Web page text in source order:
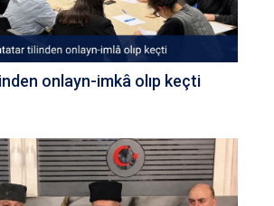
onlayn-imkâ olıp keçti